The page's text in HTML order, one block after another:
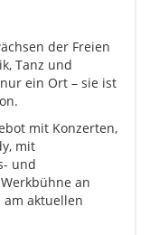
der Freien
Tanz und
ein Ort – sie ist
mit Konzerten,
mit
und
an
aktuellen